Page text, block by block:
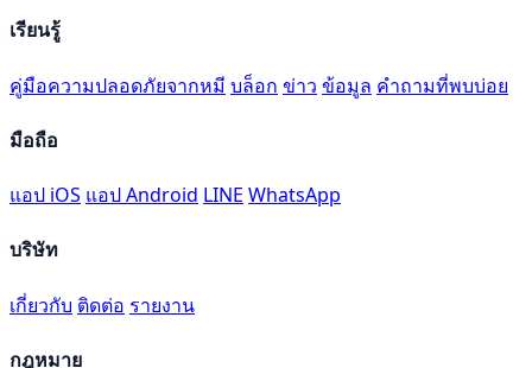
เรียนรู้
คู่มือความปลอดภัยจากหมี บล็อก ข่าว ข้อมูล คำถามที่พบบ่อย
มือถือ
แอป iOS แอป Android LINE WhatsApp
บริษัท
เกี่ยวกับ ติดต่อ รายงาน
กฎหมาย